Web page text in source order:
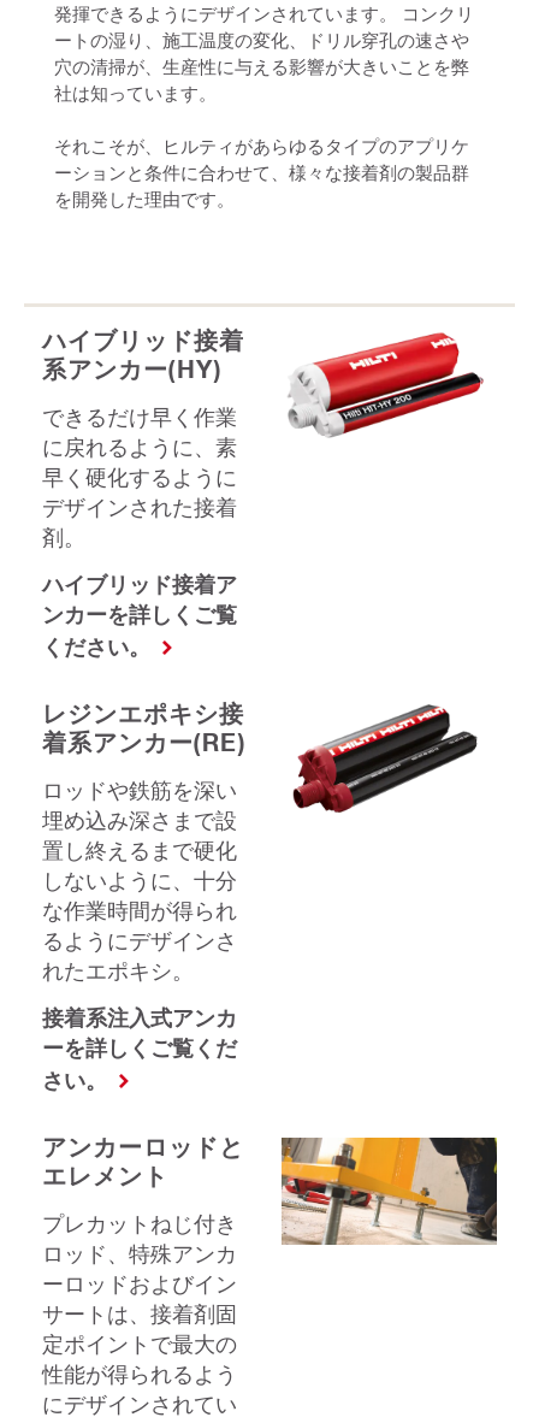
発揮できるようにデザインされています。 コンクリ
ートの湿り、施工温度の変化、ドリル穿孔の速さや
穴の清掃が、生産性に与える影響が大きいことを弊
社は知っています。
それこそが、ヒルティがあらゆるタイプのアプリケ
ーションと条件に合わせて、様々な接着剤の製品群
を開発した理由です。
ハイブリッド接着
系アンカー(HY)
できるだけ早く作業
に戻れるように、素
早く硬化するように
デザインされた接着
剤。
ハイブリッド接着ア
ンカーを詳しくご覧
ください。
レジンエポキシ接
着系アンカー(RE)
ロッドや鉄筋を深い
埋め込み深さまで設
置し終えるまで硬化
しないように、十分
な作業時間が得られ
るようにデザインさ
れたエポキシ。
接着系注入式アンカ
ーを詳しくご覧くだ
さい。
アンカーロッドと
エレメント
プレカットねじ付き
ロッド、特殊アンカ
ーロッドおよびイン
サートは、接着剤固
定ポイントで最大の
性能が得られるよう
にデザインされてい